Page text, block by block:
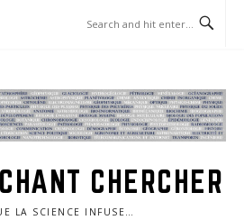
CHERCHER
LA SCIENCE INFUSE…